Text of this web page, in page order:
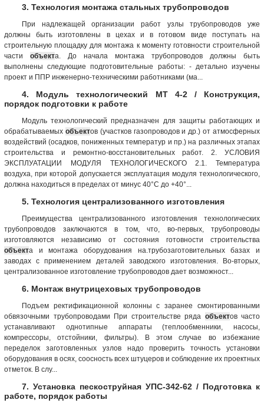
3. Технология монтажа стальных трубопроводов
При надлежащей организации работ узлы трубопроводов уже
должны быть изготовлены в цехах и в готовом виде поступать на
строительную площадку для монтажа к моменту готовности строительной
части объекта. До начала монтажа трубопроводов должны быть
выполнены следующие подготовительные работы: - детально изучены
проект и ППР инженерно-техническими работниками (ма...
4. Модуль технологический МТ 4-2 / Конструкция,
порядок подготовки к работе
Модуль технологический предназначен для защиты работающих и
обрабатываемых объектов (участков газопроводов и др.) от атмосферных
воздействий (осадков, пониженных температур и пр.) на различных этапах
строительства и ремонтно-восстановительных работ. 2. УСЛОВИЯ
ЭКСПЛУАТАЦИИ МОДУЛЯ ТЕХНОЛОГИЧЕСКОГО 2.1. Температура
воздуха, при которой допускается эксплуатация модуля технологического,
должна находиться в пределах от минус 40°С до +40°...
5. Технология централизованного изготовления
Преимущества централизованного изготовления технологических
трубопроводов заключаются в том, что, во-первых, трубопроводы
изготовляются независимо от состояния готовности строительства
объекта и монтажа оборудования на.трубозаготовительных базах и
заводах с применением деталей заводского изготовления. Во-вторых,
централизованное изготовление трубопроводов дает возможност...
6. Монтаж внутрицеховых трубопроводов
Подъем ректификационной колонны с заранее смонтированными
обвязочными трубопроводами При строительстве ряда объектов часто
устанавливают однотипные аппараты (теплообменники, насосы,
компрессоры, отстойники, фильтры). В этом случае во избежание
переделок заготовленных узлов надо проверить точность установки
оборудования в осях, соосность всех штуцеров и соблюдение их проектных
отметок. В слу...
7. Установка пескоструйная УПС-342-62 / Подготовка к
работе, порядок работы